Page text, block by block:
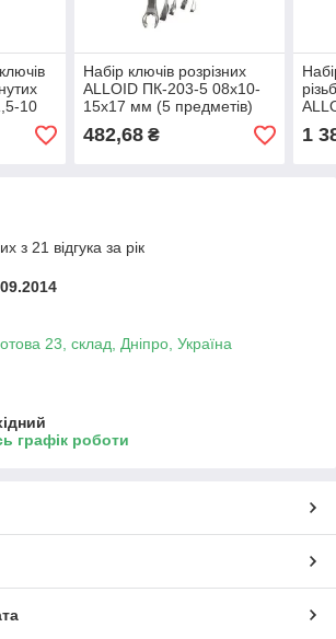
10
Набір ключів розрізних
ALLOID ПК-203-5 08х10-
15х17 мм (5 предметів)
482,68₴ 1
з 21 відгука за рік
23, склад, Дніпро, Україна
графік роботи